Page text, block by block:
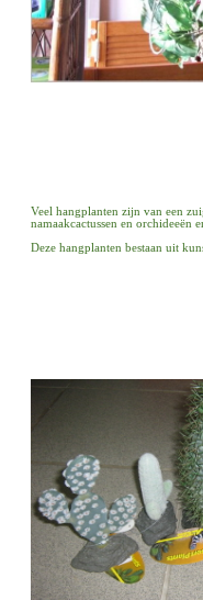
Veel hangplanten zijn van een
namaakcactussen en orchideeën
Deze hangplanten bestaan uit